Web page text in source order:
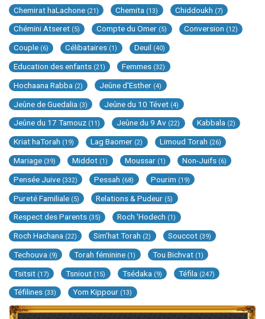
Chemirat haLachone (21) Chemita (13) Chiddoukh (7)
Chémini Atseret (5) Compte du Omer (5) Conversion (12)
Couple (6) Célibataires (1) Deuil (40)
Education des enfants (21) Femmes (32)
Hochaana Rabba (2) Jeûne d'Esther (4)
Jeûne de Guedalia (3) Jeûne du 10 Tévet (4)
Jeûne du 17 Tamouz (11) Jeûne du 9 Av (22) Kabbala (2)
Kriat haTorah (19) Lag Baomer (2) Limoud Torah (26)
Mariage (39) Middot (1) Moussar (1) Non-Juifs (6)
Pensée Juive (332) Pessah (68) Pourim (19)
Pureté Familiale (5) Relations & Pudeur (5)
Respect des Parents (35) Roch 'Hodech (1)
Roch Hachana (22) Sim'hat Torah (2) Souccot (39)
Techouva (9) Torah féminine (1) Tou Bichvat (1)
Tsitsit (17) Tsniout (15) Tsédaka (9) Téfila (247)
Téfilines (33) Yom Kippour (13)